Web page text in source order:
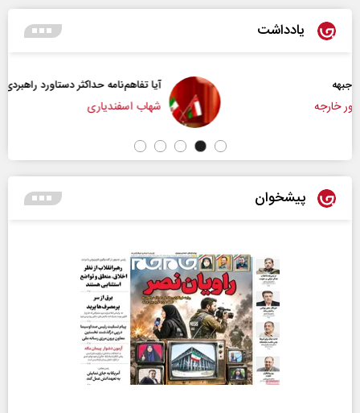
یادداشت
آیا تفاهم‌نامه حداکثر دستاورد راهبردی ایران بود؟
شهاب اسفندیاری
پیشخوان